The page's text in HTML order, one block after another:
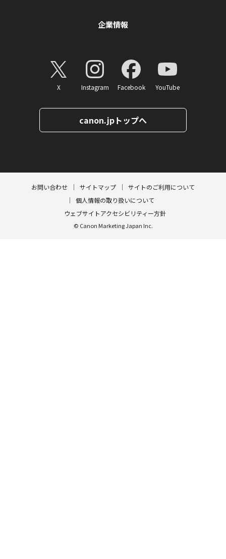
企業情報
X Instagram Facebook YouTube
canon.jpトップへ
お問い合わせ サイトマップ
サイトのご利用について
個人情報の取り扱いについて
ウェブサイトアクセシビリティー方針
© Canon Marketing Japan Inc.